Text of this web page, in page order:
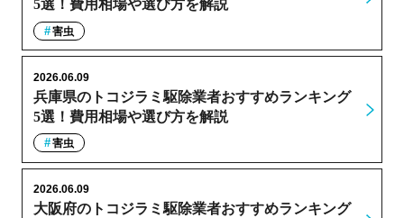
5選！費用相場や選び方を解説
害虫
兵庫県のトコジラミ駆除業者おすすめランキング
5選！費用相場や選び方を解説
2026.06.09
害虫
大阪府のトコジラミ駆除業者おすすめランキング
2026.06.09